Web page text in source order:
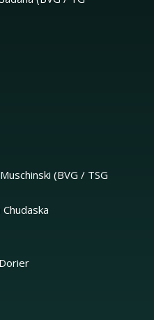
(BVG / TSG